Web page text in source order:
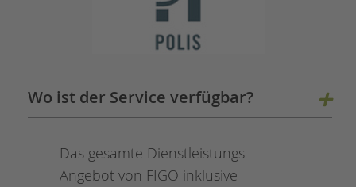
Wo ist der Service verfügbar?
Das gesamte Dienstleistungs-
Angebot von FIGO inklusive